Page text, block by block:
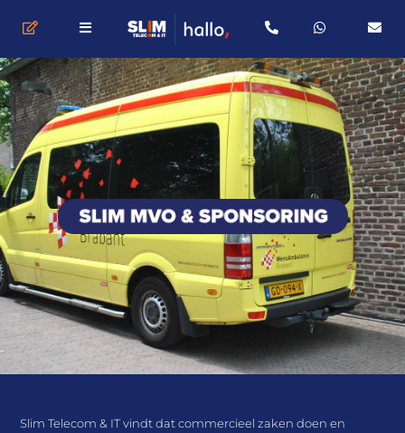
Slim Telecom & IT vindt dat commercieel zaken doen en